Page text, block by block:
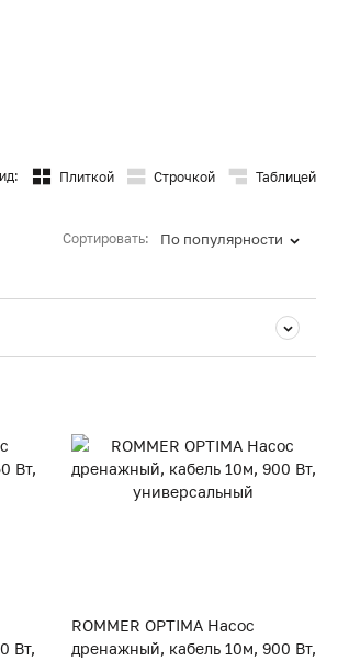
Плиткой Строчкой Таблицей
Сортировать: По популярности
Вт,
ROMMER OPTIMA Насос
дренажный, кабель 10м, 900 Вт,